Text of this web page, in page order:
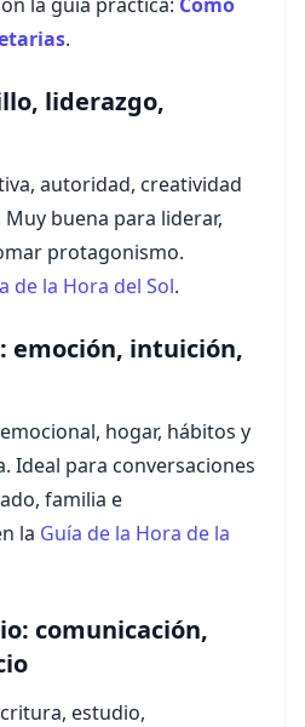
.
liderazgo,
autoridad, creatividad
buena para liderar,
protagonismo.
de la Hora del Sol.
emoción, intuición,
hogar, hábitos y
Ideal para conversaciones
familia e
la Guía de la Hora de la
comunicación,
estudio,